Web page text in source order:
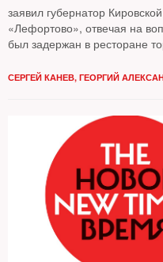
заявил губернатор
«Лефортово», отвечая на
был задержан в ресторане
безопасности ФСБ
СЕРГЕЙ КАНЕВ, ГЕОРГИЙ